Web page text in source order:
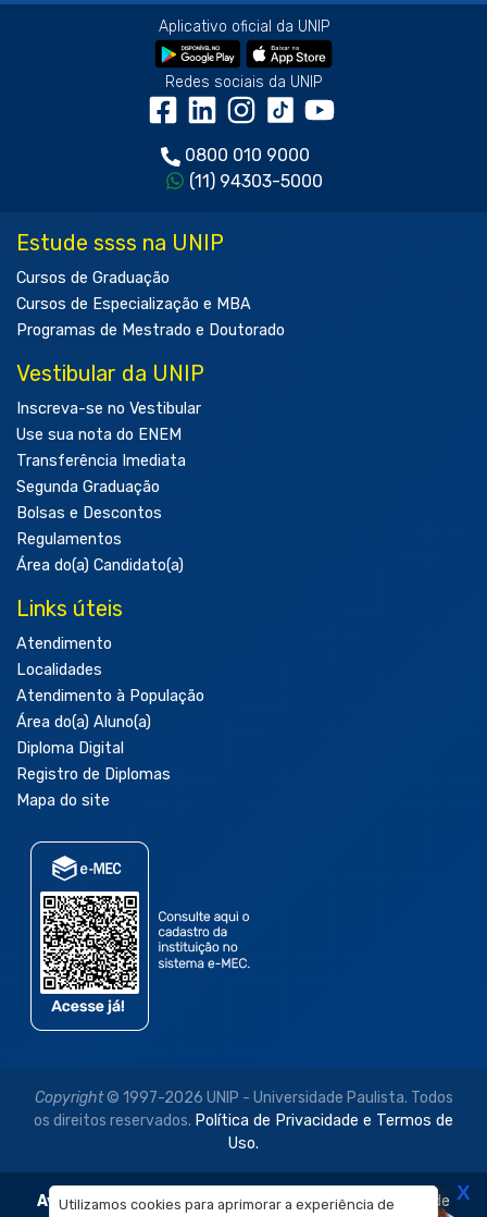
Utilizamos cookies para aprimorar a experiência de
Aplicativo oficial da UNIP
Redes sociais da UNIP
0800 010 9000
(11) 94303-5000
Estude ssss na UNIP
Cursos de Graduação
Cursos de Especialização e MBA
Programas de Mestrado e Doutorado
Vestibular da UNIP
Inscreva-se no Vestibular
Use sua nota do ENEM
Transferência Imediata
Segunda Graduação
Bolsas e Descontos
Regulamentos
Área do(a) Candidato(a)
Links úteis
Atendimento
Localidades
Atendimento à População
Área do(a) Aluno(a)
Diploma Digital
Registro de Diplomas
Mapa do site
Copyright© 1997-2026 UNIP - Universidade Paulista. Todos
os direitos reservados. Política de Privacidade e Termos de
Uso.
Aviso Legal: As imagens disponibilizadas neste site são de X